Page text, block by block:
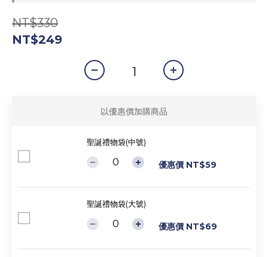
NT$330
NT$249
以優惠價加購商品
聖誕禮物袋(中號)
優惠價 NT$59
聖誕禮物袋(大號)
優惠價 NT$69